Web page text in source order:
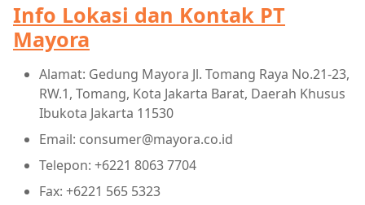
Info Lokasi dan Kontak PT
Mayora
Alamat: Gedung Mayora Jl. Tomang Raya No.21-23,
RW.1, Tomang, Kota Jakarta Barat, Daerah Khusus
Ibukota Jakarta 11530
Email: consumer@mayora.co.id
Telepon: +6221 8063 7704
Fax: +6221 565 5323